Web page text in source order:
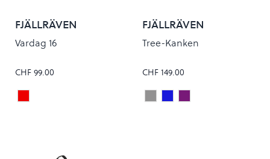
FJÄLLRÄVEN
Vardag 16
CHF 99.00
Colour
Dahlia
FJÄLLRÄVEN
Tree-Kanken
CHF 149.00
Colour
Charcoal Grey
New Moon Blue
Lilac Pink